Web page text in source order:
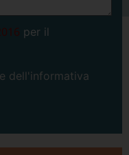
per il
dell'informativa